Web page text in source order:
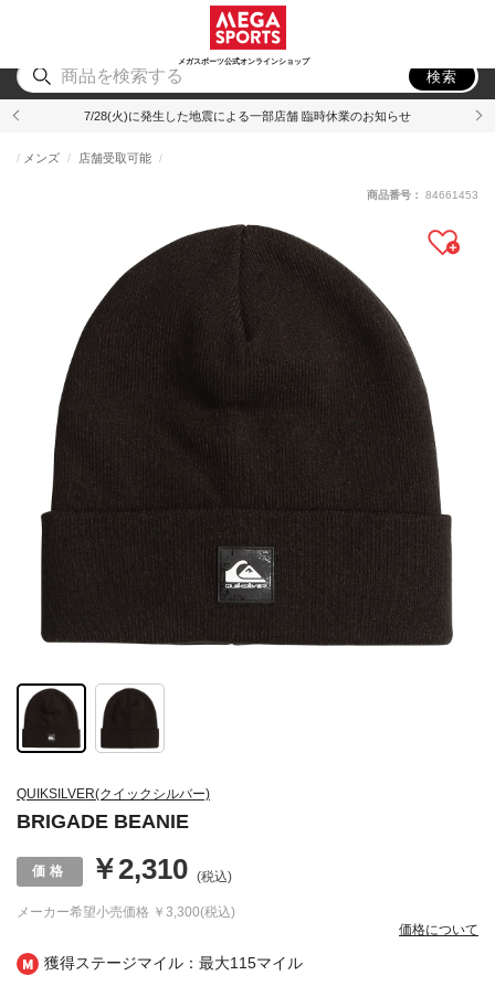
メガスポーツ公式オンラインショップ
アウトドア
検索
7/28(火)に発生した地震による一部店舗 臨時休業のお知らせ
獲得ステージマイル：最大115マイル
QUIKSILVER(クイックシルバー)
BRIGADE BEANIE
メンズ 店舗受取可能
メーカー希望小売価格 ￥3,300(税込)
￥2,310 (税込)
価格について
商品番号： 84661453